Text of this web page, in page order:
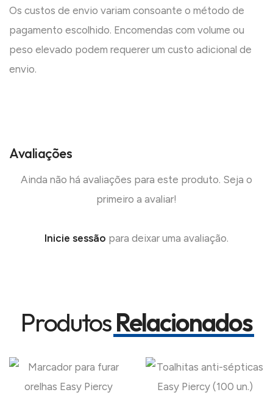
Os custos de envio variam consoante o método de
pagamento escolhido. Encomendas com volume ou
peso elevado podem requerer um custo adicional de
envio.
Avaliações
Ainda não há avaliações para este produto. Seja o
primeiro a avaliar!
Inicie sessão para deixar uma avaliação.
ProdutosRelacionados